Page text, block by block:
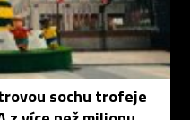
sochu trofeje